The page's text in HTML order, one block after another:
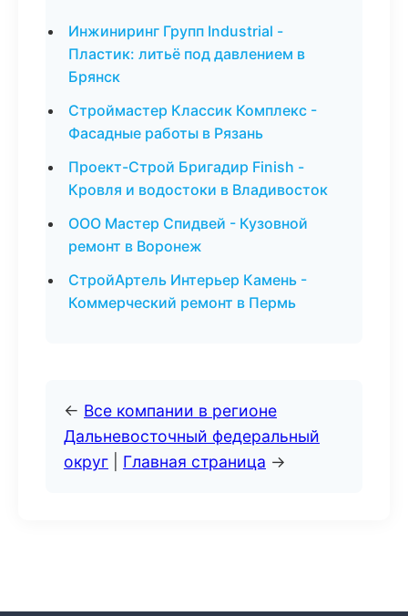
Инжиниринг Групп Industrial -
Пластик: литьё под давлением в
Брянск
Строймастер Классик Комплекс -
Фасадные работы в Рязань
Проект-Строй Бригадир Finish -
Кровля и водостоки в Владивосток
ООО Мастер Спидвей - Кузовной
ремонт в Воронеж
СтройАртель Интерьер Камень -
Коммерческий ремонт в Пермь
← Все компании в регионе
Дальневосточный федеральный
округ
Главная страница →